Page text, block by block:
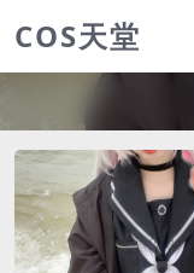
COS天堂